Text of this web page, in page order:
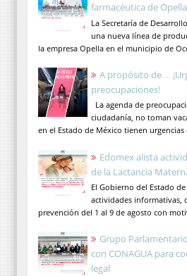
farmacéutica de
La Secretaría de
una nueva línea de
la empresa Opella en el municipio de
A propósito de…
preocupaciones!
La agenda de
ciudadanía, no toman
en el Estado de México tienen urgencias
Edomex alista
de la Lactancia
El Gobierno del Estado
actividades informativas,
prevención del 1 al 9 de agosto con
Grupo
con CONAGUA para
legal